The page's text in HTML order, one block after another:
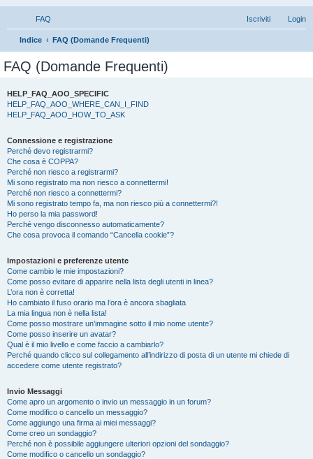
FAQ Login
Iscriviti
Indice FAQ (Domande Frequenti)
FAQ (Domande Frequenti)
HELP_FAQ_AOO_SPECIFIC
HELP_FAQ_AOO_WHERE_CAN_I_FIND
HELP_FAQ_AOO_HOW_TO_ASK
Connessione e registrazione
Perché devo registrarmi?
Che cosa è COPPA?
Perché non riesco a registrarmi?
Mi sono registrato ma non riesco a connettermi!
Perché non riesco a connettermi?
Mi sono registrato tempo fa, ma non riesco più a connettermi?!
Ho perso la mia password!
Perché vengo disconnesso automaticamente?
Che cosa provoca il comando “Cancella cookie”?
Impostazioni e preferenze utente
Come cambio le mie impostazioni?
Come posso evitare di apparire nella lista degli utenti in linea?
L’ora non è corretta!
Ho cambiato il fuso orario ma l’ora è ancora sbagliata
La mia lingua non è nella lista!
Come posso mostrare un’immagine sotto il mio nome utente?
Come posso inserire un avatar?
Qual è il mio livello e come faccio a cambiarlo?
Perché quando clicco sul collegamento all’indirizzo di posta di un utente mi chiede di
accedere come utente registrato?
Invio Messaggi
Come apro un argomento o invio un messaggio in un forum?
Come modifico o cancello un messaggio?
Come aggiungo una firma ai miei messaggi?
Come creo un sondaggio?
Perché non è possibile aggiungere ulteriori opzioni del sondaggio?
Come modifico o cancello un sondaggio?